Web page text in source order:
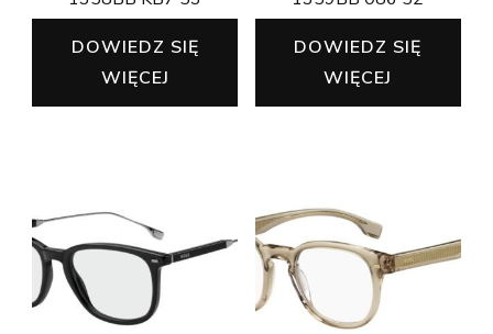
DOWIEDZ SIĘ
WIĘCEJ
DOWIEDZ SIĘ
WIĘCEJ